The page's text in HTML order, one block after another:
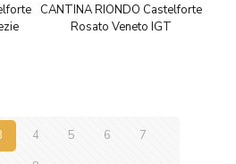
CANTINA RIONDO Castelforte
Rosato Veneto IGT
4 5 6
7